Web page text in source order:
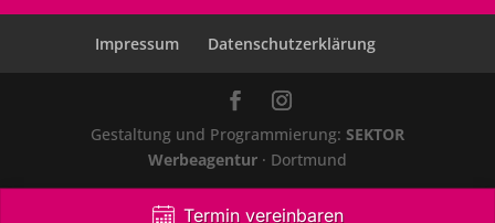
Impressum Datenschutzerklärung
Gestaltung und Programmierung: SEKTOR
Werbeagentur· Dortmund
Termin vereinbaren